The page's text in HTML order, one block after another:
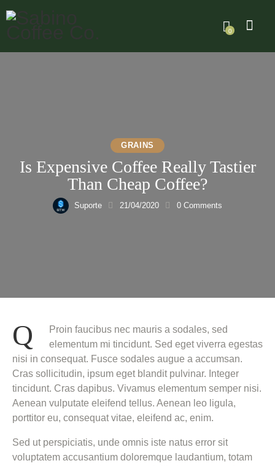
0
GRAINS
Is Expensive Coffee Really Tastier
Than Cheap Coffee?
Suporte 21/04/2020 0 Comments
Q
Proin faucibus nec mauris a sodales, sed
elementum mi tincidunt. Sed eget viverra egestas
nisi in consequat. Fusce sodales augue a accumsan.
Cras sollicitudin, ipsum eget blandit pulvinar. Integer
tincidunt. Cras dapibus. Vivamus elementum semper nisi.
Aenean vulputate eleifend tellus. Aenean leo ligula,
porttitor eu, consequat vitae, eleifend ac, enim.
Sed ut perspiciatis, unde omnis iste natus error sit
voluptatem accusantium doloremque laudantium, totam